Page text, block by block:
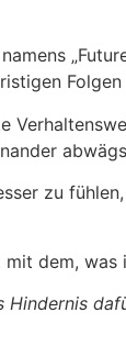
zu
dem,